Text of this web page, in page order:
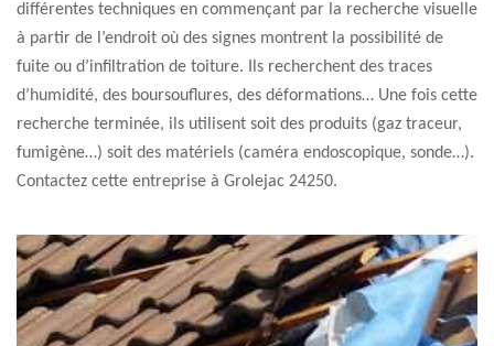
différentes techniques en commençant par la recherche visuelle
à partir de l’endroit où des signes montrent la possibilité de
fuite ou d’infiltration de toiture. Ils recherchent des traces
d’humidité, des boursouflures, des déformations… Une fois cette
recherche terminée, ils utilisent soit des produits (gaz traceur,
fumigène…) soit des matériels (caméra endoscopique, sonde…).
Contactez cette entreprise à Grolejac 24250.